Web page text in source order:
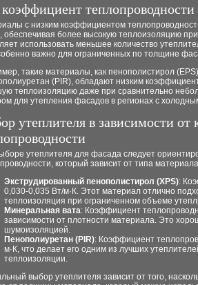
с низким коэффициентом
обеспечивая более высокую теплоизоляцию
использовать меньшее количество
важно для ограниченных по толщине
такие материалы, как пенополистирол
(PIR), обладают низким
теплоизоляцию даже при сравнительно
для утепления фасадов в регионах с
утеплителя в зависимости от
утеплителя для фасада следует
который зависит от типа
Экструдированный пенополистирол (XPS):
0,030-0,035 Вт/м·К. Этот материал отлично
теплоизоляция при ограниченном объеме
Минеральная вата: Коэффициент
зависимости от плотности материала. Это
шумоизоляцией.
Пенополиуретан (PIR): Коэффициент
м·К, что делает его одним из лучших
теплоизоляции.
выбор утеплителя зависит от того,